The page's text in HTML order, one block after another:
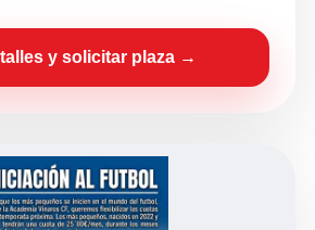
y solicitar plaza →